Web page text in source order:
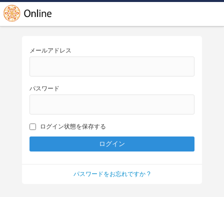
メールアドレス
パスワード
ログイン状態を保存する
パスワードをお忘れですか ?